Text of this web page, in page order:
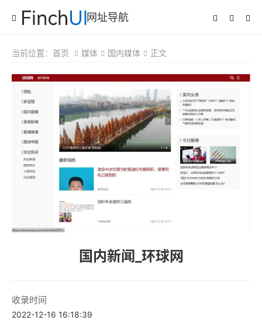
网址导航
当前位置： 首页 媒体 国内媒体 正文
国内新闻_环球网
收录时间
2022-12-16 16:18:39